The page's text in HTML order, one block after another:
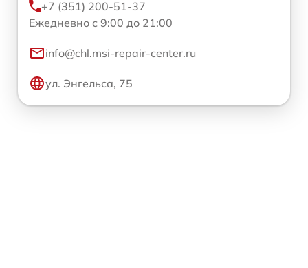
+7 (351) 200-51-37
Ежедневно с 9:00 до 21:00
info@chl.msi-repair-center.ru
ул. Энгельса, 75